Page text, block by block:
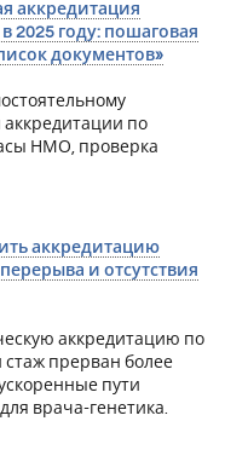
аккредитация
2025 году: пошаговая
документов»
по
НМО, проверка
аккредитацию
и отсутствия
аккредитацию по
стаж прерван более
пути
врача-генетика.